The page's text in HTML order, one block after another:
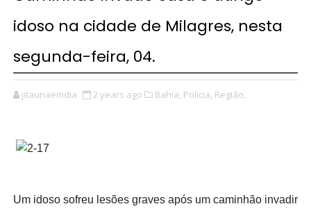
idoso na cidade de Milagres, nesta
segunda-feira, 04.
jitaunaemdia 2 years ago Bahia, Policia, Região,
Um idoso sofreu lesões graves após um caminhão invadir